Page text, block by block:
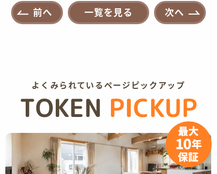
前へ 一覧を見る 次へ
よくみられているページピックアップ
TOKEN PICKUP